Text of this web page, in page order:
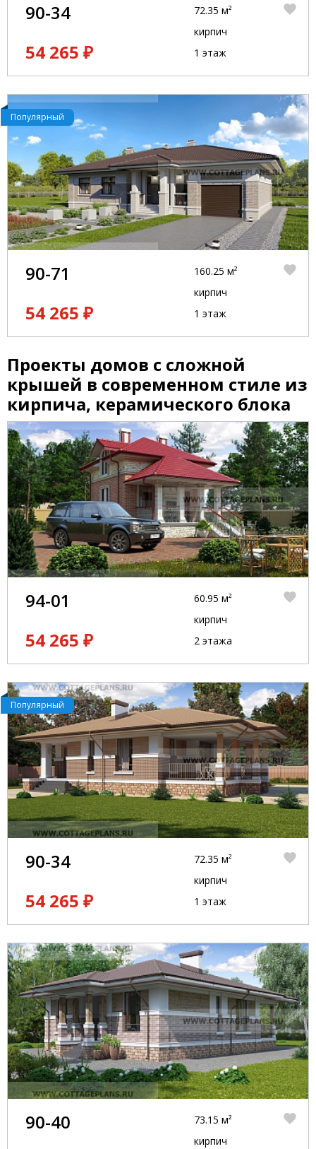
90-34
54 265 ₽
72.35 м²
кирпич
1 этаж
Популярный
90-71
54 265 ₽
160.25 м²
кирпич
1 этаж
Проекты домов с сложной
крышей в современном стиле из
кирпича, керамического блока
94-01
54 265 ₽
60.95 м²
кирпич
2 этажа
Популярный
90-34
54 265 ₽
72.35 м²
кирпич
1 этаж
90-40
73.15 м²
кирпич